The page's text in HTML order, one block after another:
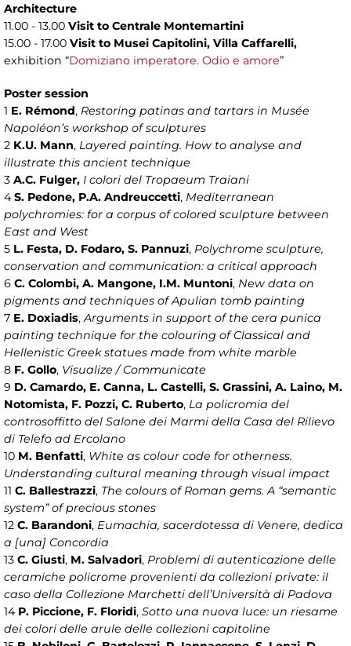
Architecture
11.00 - 13.00 Visit to Centrale Montemartini
15.00 - 17.00 Visit to Musei Capitolini, Villa Caffarelli,
exhibition “Domiziano imperatore. Odio e amore”
Poster session
1 E. Rémond, Restoring patinas and tartars in Musée
Napoléon’s workshop of sculptures
2 K.U. Mann, Layered painting. How to analyse and
illustrate this ancient technique
3 A.C. Fulger, I colori del Tropaeum Traiani
4S. Pedone, P.A. Andreuccetti, Mediterranean
polychromies: for a corpus of colored sculpture between
East and West
5 L. Festa, D. Fodaro, S. Pannuzi, Polychrome sculpture,
conservation and communication: a critical approach
6 C. Colombi, A. Mangone, I.M. Muntoni, New data on
pigments and techniques of Apulian tomb painting
7 E. Doxiadis,Arguments in support of the cera punica
painting technique for the colouring of Classical and
Hellenistic Greek statues made from white marble
8 F. Gollo, Visualize / Communicate
9 D. Camardo, E. Canna, L. Castelli, S. Grassini, A. Laino, M.
Notomista, F. Pozzi, C. Ruberto, La policromia del
controsoffitto del Salone dei Marmi della Casa del Rilievo
di Telefo ad Ercolano
10 M. Benfatti, White as colour code for otherness.
Understanding cultural meaning through visual impact
11 C. Ballestrazzi, The colours of Roman gems. A “semantic
system” of precious stones
12 C. Barandoni, Eumachia, sacerdotessa di Venere, dedica
a [una] Concordia
13 C. Giusti, M. Salvadori, Problemi di autenticazione delle
ceramiche policrome provenienti da collezioni private: il
caso della Collezione Marchetti dell’Università di Padova
14 P. Piccione, F. Floridi, Sotto una nuova luce: un riesame
dei colori delle arule delle collezioni capitoline